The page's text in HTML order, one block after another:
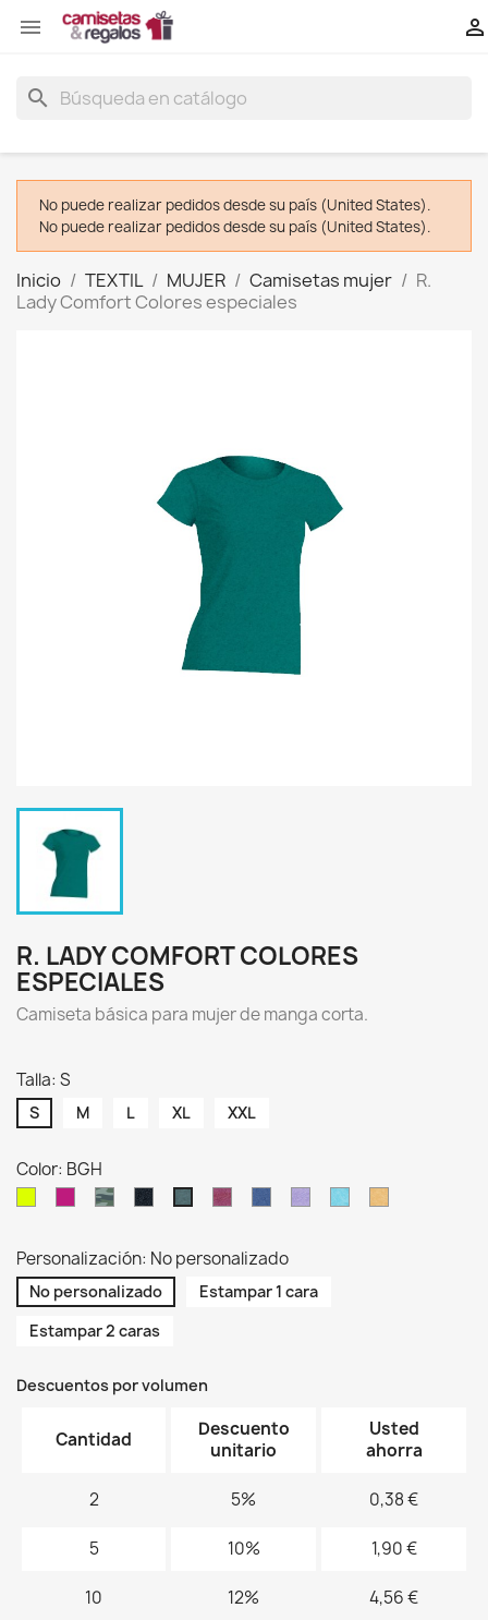
 
search
No puede realizar pedidos desde su país (United States).
No puede realizar pedidos desde su país (United States).
Inicio TEXTIL MUJER Camisetas mujer
R.
Lady Comfort Colores especiales
R. LADY COMFORT COLORES
ESPECIALES
Camiseta básica para mujer de manga corta.
Talla: S
S M L XL XXL
Color: BGH
FUF CM BGH BUH TUH
Personalización: No personalizado
No personalizado
Estampar 1 cara
Estampar 2 caras
Descuentos por volumen
Cantidad
Descuento
unitario
Usted
ahorra
2 5% 0,38 €
5 10% 1,90 €
10 12% 4,56 €